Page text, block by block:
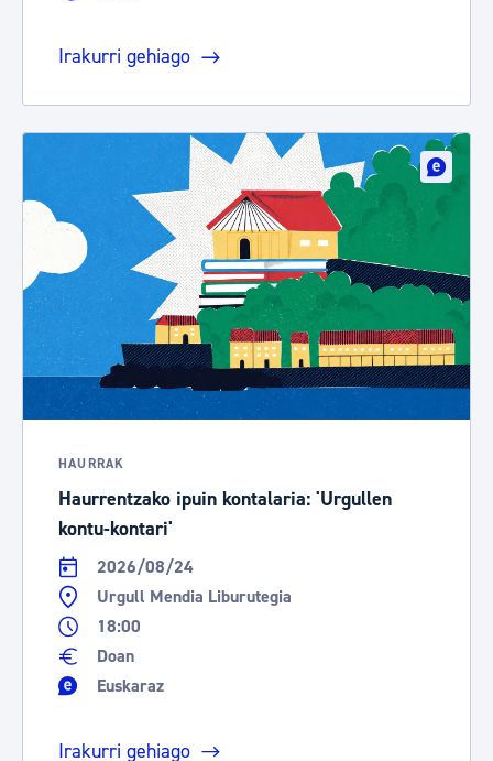
Irakurri gehiago
HAURRAK
Haurrentzako ipuin kontalaria: 'Urgullen
kontu-kontari'
2026/08/24
Urgull Mendia Liburutegia
18:00
Doan
Euskaraz
Irakurri gehiago